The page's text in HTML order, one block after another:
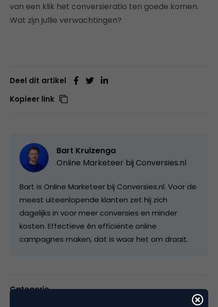
van een klik het conversieratio ten goede komen.
Wat zijn jullie verwachtingen?
Deel dit artikel
Kopieer link
Bart Kruizenga
Online Marketeer bij Conversies.nl
Bart is Online Marketeer bij Conversies.nl. Voor de
meest uiteenlopende klanten zet hij zich
dagelijks in voor meer conversies en minder
kosten. Effectieve én efficiënte online
campagnes maken, dat is waar het om draait.
Categorie